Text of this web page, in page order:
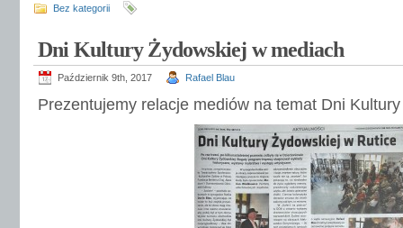
Bez kategorii
Dni Kultury Żydowskiej w mediach
Październik 9th, 2017 Rafael Blau
Prezentujemy relacje mediów na temat Dni